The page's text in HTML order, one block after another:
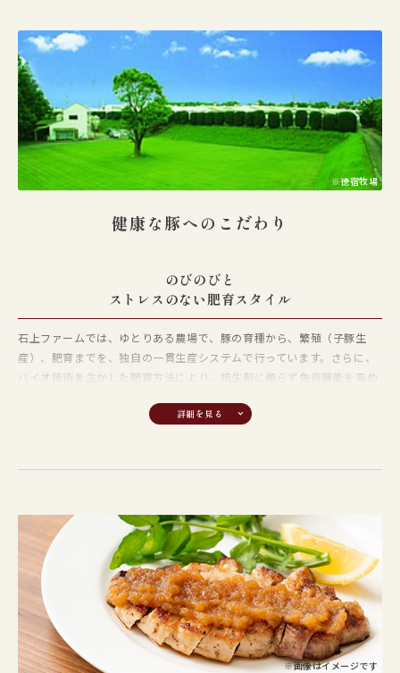
現在、全国には約四百ものブランド豚肉が存在し、競争は激しさを増し
ています。そのような中、生産者、食肉業者、畜産関係団体等の関係者
が連携しながら生産から流通、販売を行う「常陸の輝き推進協議会」を
設立しました。生産者だけでなく、関係者が一体となって協力しあう組
織により、高品質なブランド豚肉の生産供給を行い、茨城県から全国
へ、至高のブランド豚肉「常陸の輝き」を自信を持ってお届けします。
※徳宿牧場
健康な豚へのこだわり
のびのびと
ストレスのない肥育スタイル
石上ファームでは、ゆとりある農場で、豚の育種から、繁殖（子豚生
産）、肥育までを、独自の一貫生産システムで行っています。さらに、
バイオ技術を生かした肥育方法により、抗生剤に頼らず免疫機能を高め
による徹底した衛生管理
います。その後、一定期間豚舎を空にして洗浄・乾燥・消毒を繰り返
し、感染リスクを確実に遮断。この「オールイン・オールアウト」方式
で農場を設計し、衛生管理を徹底しています｡
ノンストレスの「バイテク肥育」
生後70日を過ぎた肉豚は、ヒノキや杉のオガクズを敷きつめたゆとりあ
※画像はイメージです